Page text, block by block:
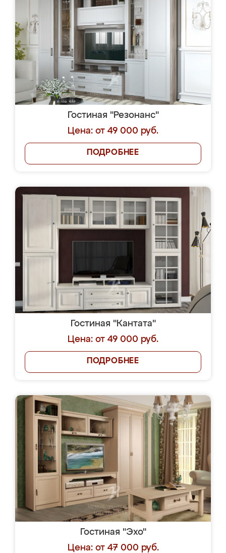
Гостиная "Резонанс"
Цена: от 49 000 руб.
ПОДРОБНЕЕ
Гостиная "Кантата"
Цена: от 49 000 руб.
ПОДРОБНЕЕ
Гостиная "Эхо"
Цена: от 47 000 руб.